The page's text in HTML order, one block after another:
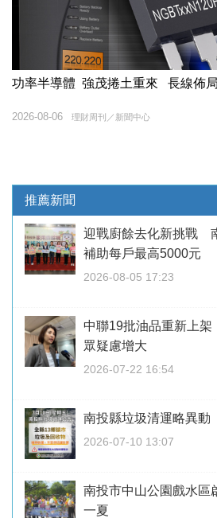
功率半導體 強茂捲土重來 長線佈
理財周刊／新聞中心
2026-08-06
推薦新聞
迎戰廚餘去化新挑戰
補助每戶最高5000元
2026-08-05 17:23
中聯19批油品重新上
眾疑慮增大
2026-07-22 16:54
南投縣垃圾清運略異
2026-07-10 13:07
南投市中山公園戲水
一夏